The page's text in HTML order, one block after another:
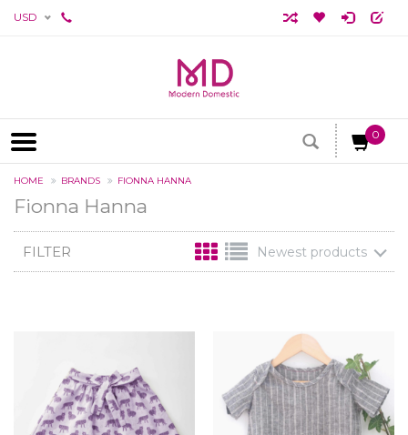
USD
0
HOME BRANDS FIONNA HANNA
Fionna Hanna
FILTER Newest products